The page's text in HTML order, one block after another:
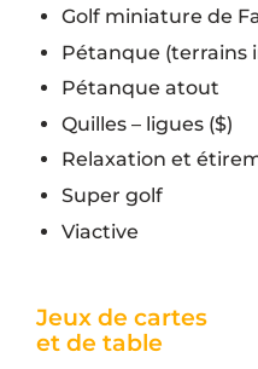
Golf miniature de
Pétanque (terrains
Pétanque atout
Quilles – ligues ($)
Relaxation et
Super golf
Viactive
Jeux de cartes
et de table